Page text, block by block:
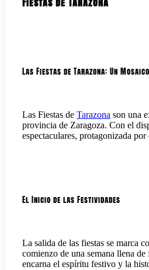
Las Fiestas de Tarazona: Un
Las Fiestas de Tarazona son una
provincia de Zaragoza. Con el
espectaculares, protagonizada
El Inicio de las Festividades
La salida de las fiestas se marca
comienzo de una semana llena
encarna el espíritu festivo y la